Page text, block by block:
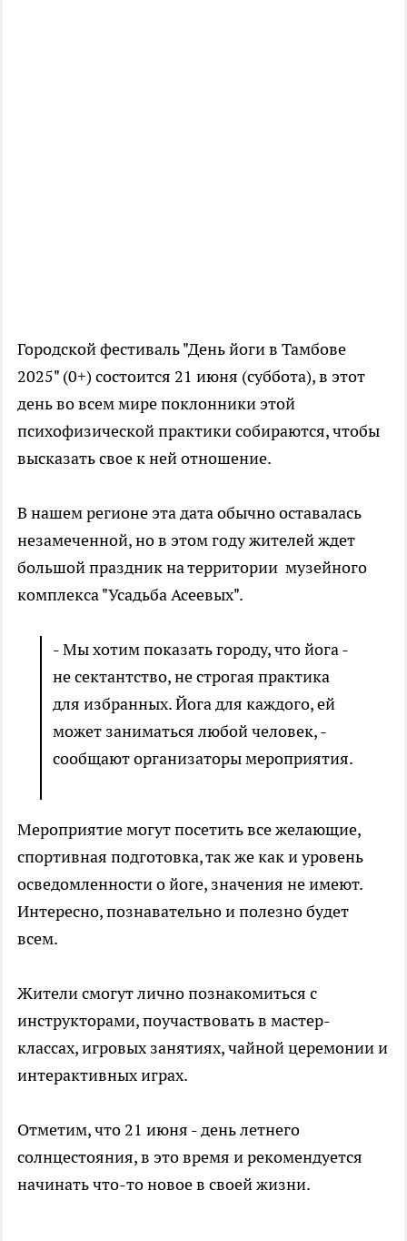
Городской фестиваль "День йоги в Тамбове
2025" (0+) состоится 21 июня (суббота), в этот
день во всем мире поклонники этой
психофизической практики собираются, чтобы
высказать свое к ней отношение.
В нашем регионе эта дата обычно оставалась
незамеченной, но в этом году жителей ждет
большой праздник на территории музейного
комплекса "Усадьба Асеевых".
- Мы хотим показать городу, что йога -
не сектантство, не строгая практика
для избранных. Йога для каждого, ей
может заниматься любой человек, -
сообщают организаторы мероприятия.
Мероприятие могут посетить все желающие,
спортивная подготовка, так же как и уровень
осведомленности о йоге, значения не имеют.
Интересно, познавательно и полезно будет
всем.
Жители смогут лично познакомиться с
инструкторами, поучаствовать в мастер-
классах, игровых занятиях, чайной церемонии и
интерактивных играх.
Отметим, что 21 июня - день летнего
солнцестояния, в это время и рекомендуется
начинать что-то новое в своей жизни.